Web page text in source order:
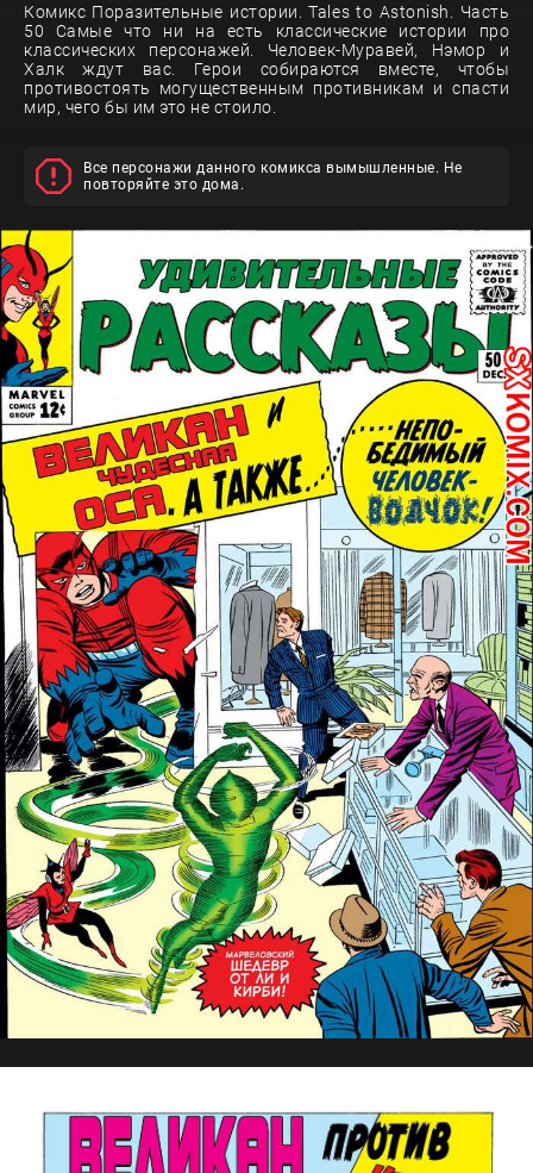
Комикс Поразительные истории. Tales to Astonish. Часть
50 Самые что ни на есть классические истории про
классических персонажей. Человек-Муравей, Нэмор и
Халк ждут вас. Герои собираются вместе, чтобы
противостоять могущественным противникам и спасти
мир, чего бы им это не стоило.
Все персонажи данного комикса вымышленные. Не
повторяйте это дома.